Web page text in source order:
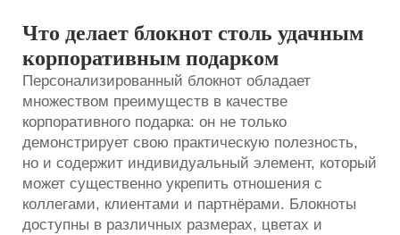
Что делает блокнот столь удачным
корпоративным подарком
Персонализированный блокнот обладает
множеством преимуществ в качестве
корпоративного подарка: он не только
демонстрирует свою практическую полезность,
но и содержит индивидуальный элемент, который
может существенно укрепить отношения с
коллегами, клиентами и партнёрами. Блокноты
доступны в различных размерах, цветах и